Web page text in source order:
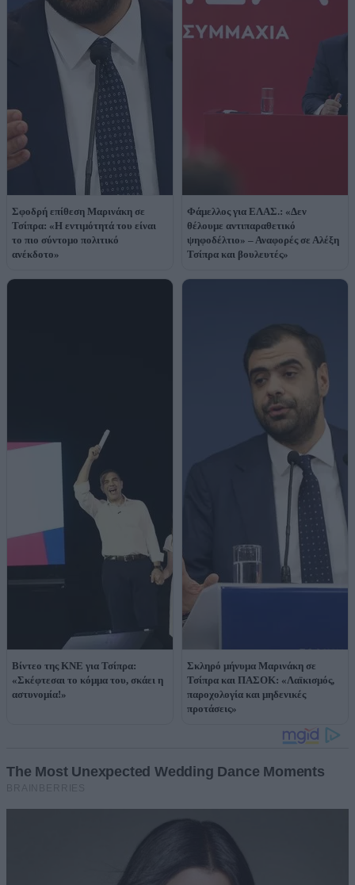
Σφοδρή επίθεση Μαρινάκη σε
Τσίπρα: «Η εντιμότητά του είναι
το πιο σύντομο πολιτικό
ανέκδοτο»
Φάμελλος για ΕΛΑΣ.: «Δεν
θέλουμε αντιπαραθετικό
ψηφοδέλτιο» – Αναφορές σε Αλέξη
Τσίπρα και βουλευτές»
Βίντεο της ΚΝΕ για Τσίπρα:
«Σκέφτεσαι το κόμμα του, σκάει η
αστυνομία!»
Σκληρό μήνυμα Μαρινάκη σε
Τσίπρα και ΠΑΣΟΚ: «Λαϊκισμός,
παροχολογία και μηδενικές
προτάσεις»